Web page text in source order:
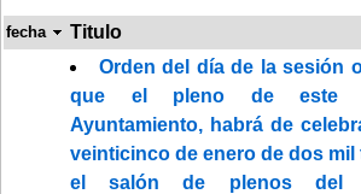
fecha Titulo
Orden del día de la sesión
que el pleno de este
Ayuntamiento, habrá de
veinticinco de enero de dos mil
el salón de plenos del